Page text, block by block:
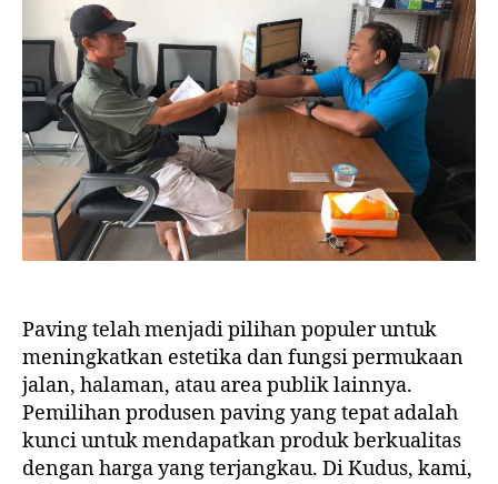
Jaya
Berkah
Paving telah menjadi pilihan populer untuk
meningkatkan estetika dan fungsi permukaan
jalan, halaman, atau area publik lainnya.
Pemilihan produsen paving yang tepat adalah
kunci untuk mendapatkan produk berkualitas
dengan harga yang terjangkau. Di Kudus, kami,